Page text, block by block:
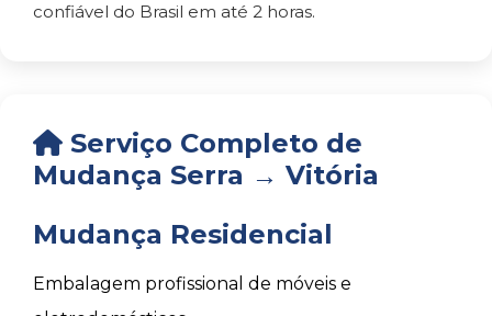
confiável do Brasil em até 2 horas.
Serviço Completo de
Mudança Serra → Vitória
Mudança Residencial
Embalagem profissional de móveis e